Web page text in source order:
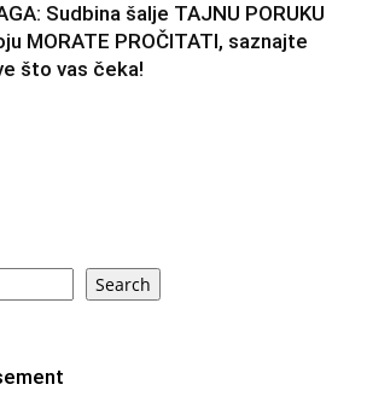
Sudbina šalje TAJNU PORUKU
MORATE PROČITATI, saznajte
što vas čeka!
Search